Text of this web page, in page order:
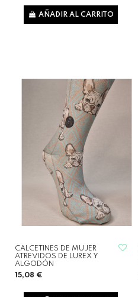
AÑADIR AL CARRITO
CALCETINES DE MUJER
ATREVIDOS DE LUREX Y
ALGODÓN
15,08 €